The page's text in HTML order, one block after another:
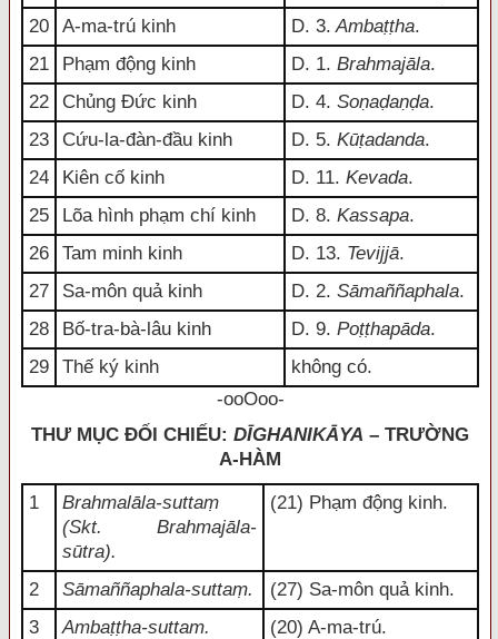
20
A-ma-trú kinh D. 3. Ambaṭṭha.
21
Phạm động kinh D. 1. Brahmajāla.
22
Chủng Đức kinh D. 4. Soṇaḍaṇḍa.
23
Cứu-la-đàn-đầu kinh D. 5. Kūṭadanda.
24
Kiên cố kinh D. 11. Kevada.
25
Lõa hình phạm chí kinh D. 8. Kassapa.
26
Tam minh kinh D. 13. Tevijjā.
27
Sa-môn quả kinh D. 2. Sāmaññaphala.
28
Bố-tra-bà-lâu kinh D. 9. Poṭṭhapāda.
29
Thế ký kinh
không có.
-ooOoo-
THƯ MỤC ĐỐI CHIẾU: DĪGHANIKĀYA – TRƯỜNG
A-HÀM
1
Brahmalāla-suttaṃ
(Skt. Brahmajāla-
sūtra).
(21) Phạm động kinh.
2 Sāmaññaphala-suttaṃ.
(27) Sa-môn quả kinh.
3
Ambaṭṭha-suttam.
(20) A-ma-trú.